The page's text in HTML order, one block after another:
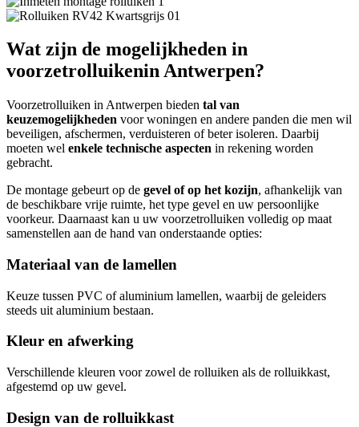
Wat zijn de mogelijkheden in
voorzetrolluikenin Antwerpen?
Voorzetrolluiken in Antwerpen bieden tal van
keuzemogelijkheden voor woningen en andere panden die men wil
beveiligen, afschermen, verduisteren of beter isoleren. Daarbij
moeten wel enkele technische aspecten in rekening worden
gebracht.
De montage gebeurt op de gevel of op het kozijn, afhankelijk van
de beschikbare vrije ruimte, het type gevel en uw persoonlijke
voorkeur. Daarnaast kan u uw voorzetrolluiken volledig op maat
samenstellen aan de hand van onderstaande opties:
Materiaal van de lamellen
Keuze tussen PVC of aluminium lamellen, waarbij de geleiders
steeds uit aluminium bestaan.
Kleur en afwerking
Verschillende kleuren voor zowel de rolluiken als de rolluikkast,
afgestemd op uw gevel.
Design van de rolluikkast